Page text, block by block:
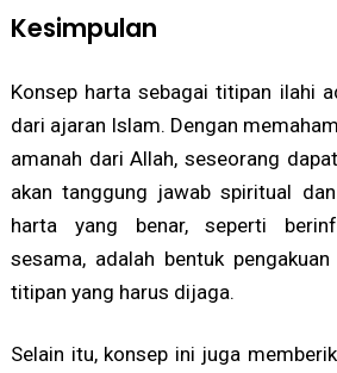
Kesimpulan
Konsep harta sebagai titipan ilahi
dari ajaran Islam. Dengan
amanah dari Allah, seseorang
akan tanggung jawab spiritual
harta yang benar, seperti
sesama, adalah bentuk
titipan yang harus dijaga.
Selain itu, konsep ini juga